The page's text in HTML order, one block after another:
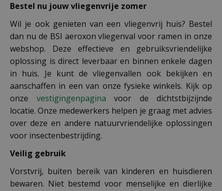
Bestel nu jouw vliegenvrije zomer
Wil je ook genieten van een vliegenvrij huis? Bestel
dan nu de BSI aeroxon vliegenval voor ramen in onze
webshop. Deze effectieve en gebruiksvriendelijke
oplossing is direct leverbaar en binnen enkele dagen
in huis. Je kunt de vliegenvallen ook bekijken en
aanschaffen in een van onze fysieke winkels. Kijk op
onze vestigingenpagina voor de dichtstbijzijnde
locatie. Onze medewerkers helpen je graag met advies
over deze en andere natuurvriendelijke oplossingen
voor insectenbestrijding.
Veilig gebruik
Vorstvrij, buiten bereik van kinderen en huisdieren
bewaren. Niet bestemd voor menselijke en dierlijke